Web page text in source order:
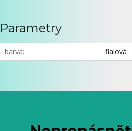
Parametry
barva fialová